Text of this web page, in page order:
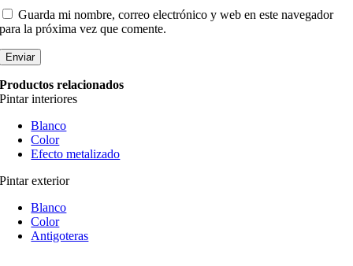
Guarda mi nombre, correo electrónico y web en este navegador
para la próxima vez que comente.
Productos relacionados
Pintar interiores
Blanco
Color
Efecto metalizado
Pintar exterior
Blanco
Color
Antigoteras